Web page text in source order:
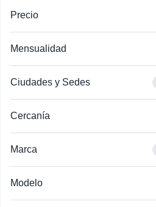
Busca por año
Precio
Mensualidad
Ciudades y Sedes
Cercanía
Marca
Modelo